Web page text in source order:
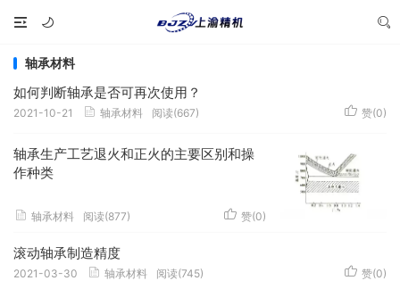
轴承材料
如何判断轴承是否可再次使用？
赞(0)
2021-10-21 轴承材料 阅读(667)
轴承生产工艺退火和正火的主要区别和操
作种类
赞(0)
轴承材料 阅读(877)
滚动轴承制造精度
赞(0)
2021-03-30 轴承材料 阅读(745)